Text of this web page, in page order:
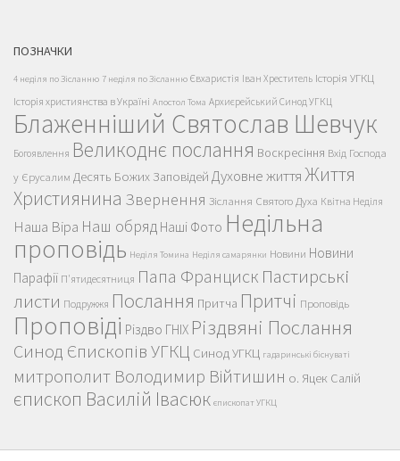
ПОЗНАЧКИ
4 неділя по Зісланню 7 неділя по Зісланню Євхаристія Іван Хреститель Історія УГКЦ
Історія християнства в Україні Апостол Тома Архиєрейський Синод УГКЦ
Блаженніший Святослав Шевчук
Богоявлення Великоднє послання Воскресіння Вхід Господа
у Єрусалим Десять Божих Заповідей Духовне життяЖиття
Християнина Звернення Зіслання Святого Духа Квітна Неділя
Наша Віра Наш обряд Наші Фото Недільна
проповідь Неділя Томина Неділя самарянки Новини Новини
Парафії П'ятидесятниця Папа Франциск Пастирські
листи Подружжя Послання Притча Притчі Проповідь
Проповіді Різдво ГНІХ Різдвяні Послання
Синод Єпископів УГКЦ Синод УГКЦ гадаринські біснуваті
митрополит Володимир Війтишин о. Яцек Салій
єпископ Василій Івасюк єпископат УГКЦ